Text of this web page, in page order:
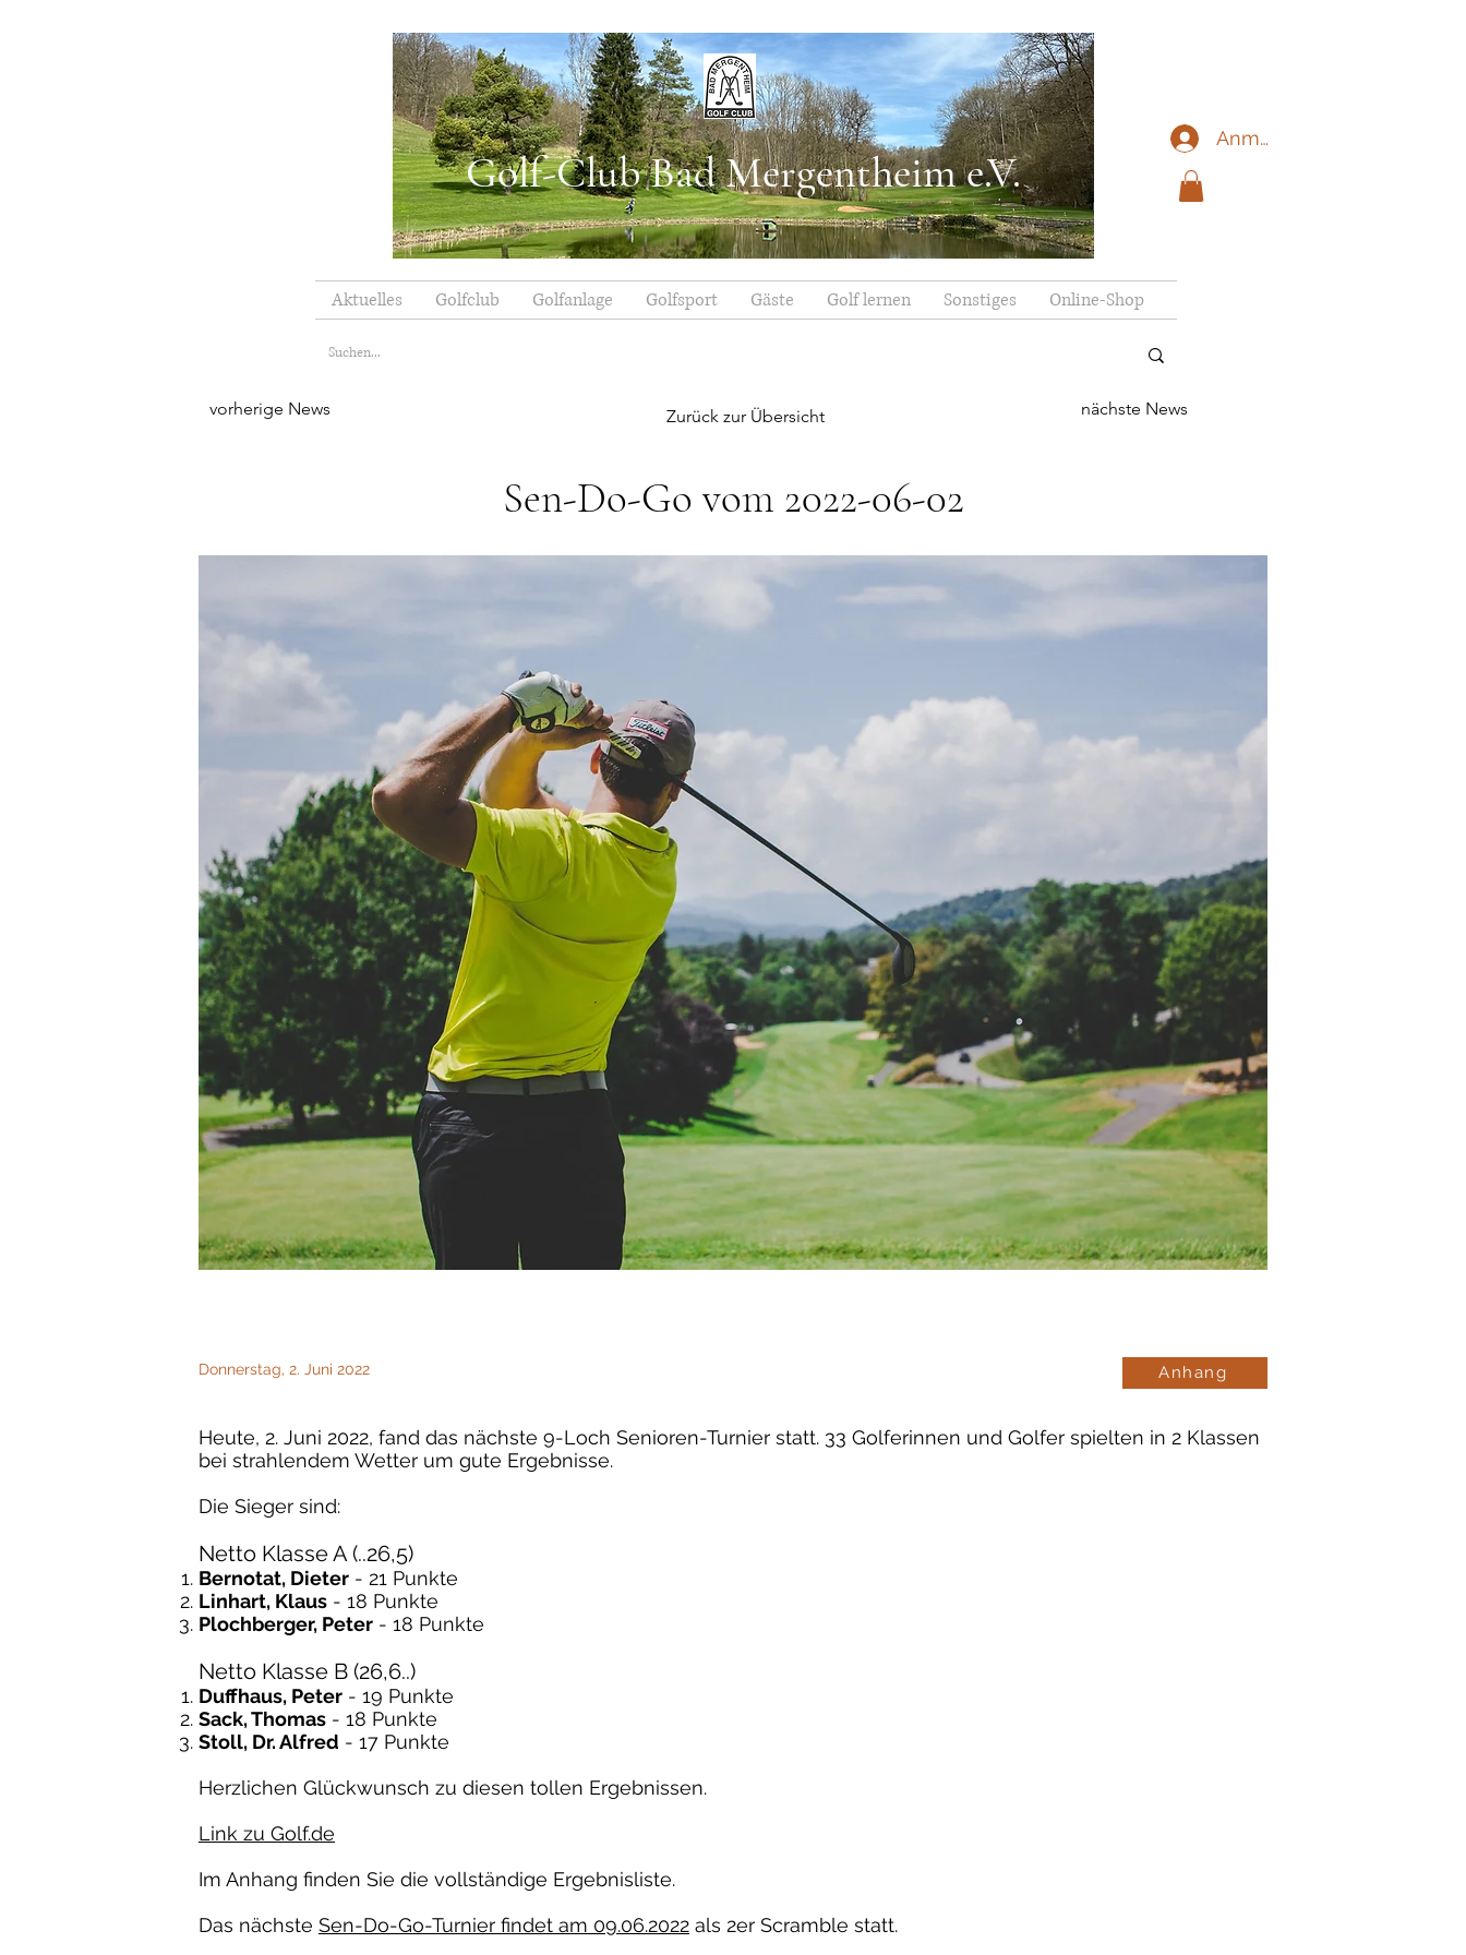
Golf-Club Bad Mergentheim e.V.
Anmelden
Aktuelles Golfclub Golfanlage Golfsport Gäste Golf lernen Sonstiges Online-Shop
vorherige News Zurück zur Übersicht nächste News
Sen-Do-Go vom 2022-06-02
Donnerstag, 2. Juni 2022 Anhang
Heute, 2. Juni 2022, fand das nächste 9-Loch Senioren-Turnier statt. 33 Golferinnen und Golfer spielten in 2 Klassen
bei strahlendem Wetter um gute Ergebnisse.
Die Sieger sind:
Netto Klasse A (..26,5)
Bernotat, Dieter - 21 Punkte
Linhart, Klaus - 18 Punkte
Plochberger, Peter - 18 Punkte
Netto Klasse B (26,6..)
Duffhaus, Peter - 19 Punkte
Sack, Thomas - 18 Punkte
Stoll, Dr. Alfred - 17 Punkte
Herzlichen Glückwunsch zu diesen tollen Ergebnissen.
Link zu Golf.de
Im Anhang finden Sie die vollständige Ergebnisliste.
Das nächste Sen-Do-Go-Turnier findet am 09.06.2022 als 2er Scramble statt.